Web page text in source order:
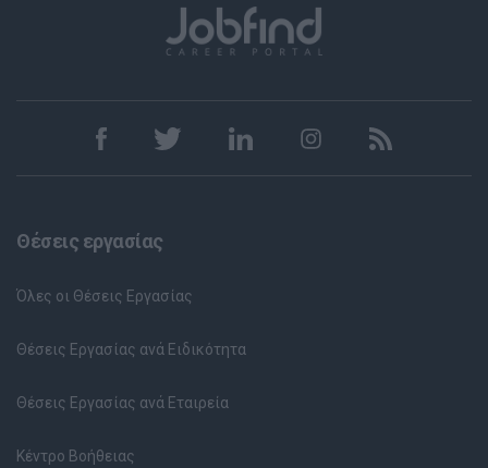
Θέσεις εργασίας
Όλες οι Θέσεις Εργασίας
Θέσεις Εργασίας ανά Ειδικότητα
Θέσεις Εργασίας ανά Εταιρεία
Κέντρο Βοήθειας